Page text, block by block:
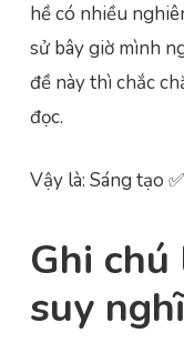
hề có nhiều
sử bây giờ mình
đề này thì chắc
đọc.
Vậy là: Sáng tạo ✅
Ghi
suy nghĩ